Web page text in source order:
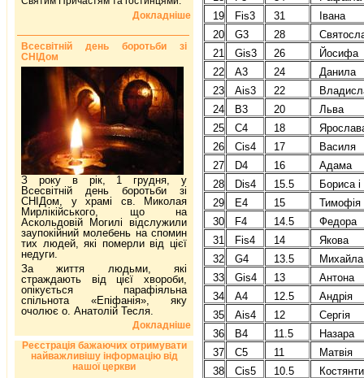
19
Fis3 31
Івана
20
G3 28
21
Gis3 26
Йосифа
22
A3 24
Данила
23
Ais3 22
24
B3 20
Льва
25
C4 18
26
Cis4 17
Василя
27
D4 16
Адама
28
Dis4 15.5
Бориса і
29
E4 15
Тимофія
30
F4 14.5
Федора
31
Fis4 14
Якова
32
G4 13.5
Михайла
33
Gis4 13
Антона
34
A4 12.5
Андрія
35
Ais4 12
Сергія
36
B4 11.5
Назара
37
C5 11
Матвія
38
Cis5 10.5
Докладніше
Всесвітній день боротьби зі
СНІДом
З року в рік, 1 грудня, у
Всесвітній день боротьби зі
СНІДом, у храмі св. Миколая
Мирлікійського, що на
Аскольдовій Могилі відслужили
заупокійний молебень на спомин
тих людей, які померли від цієї
недуги.
За життя людьми, які
страждають від цієї хвороби,
опікується парафіяльна
спільнота «Епіфанія», яку
очолює о. Анатолій Тесля.
Докладніше
Реєстрація бажаючих отримувати
найважливішу інформацію від
нашої церкви